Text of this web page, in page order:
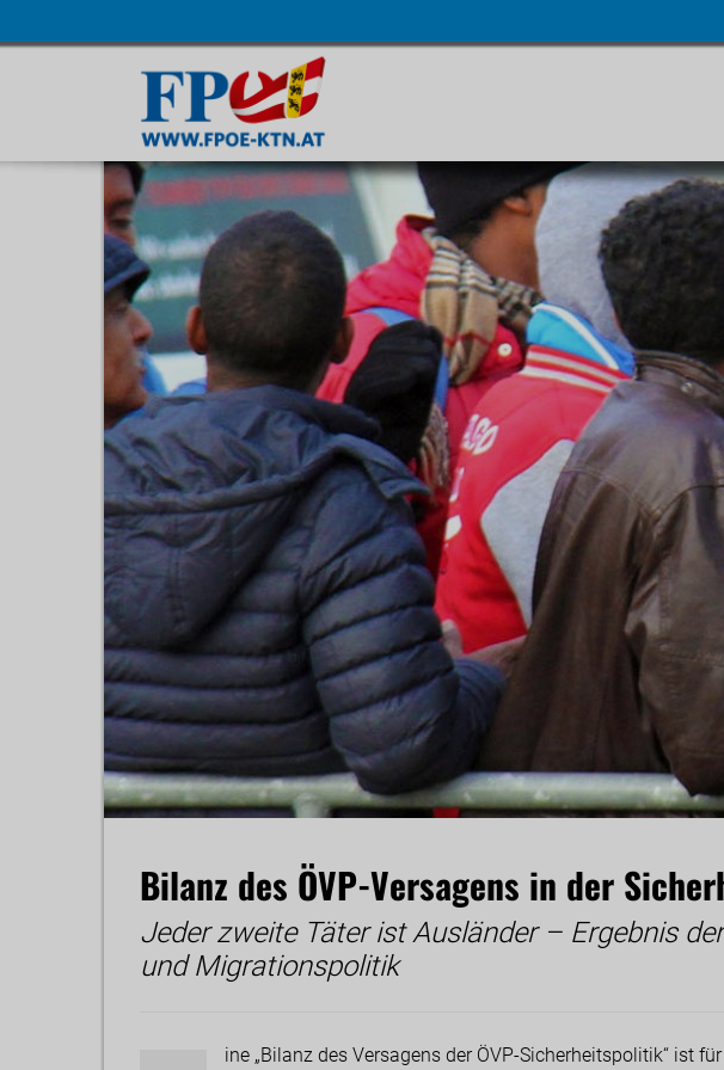
Navigation
Bilanz des ÖVP-Versagens in der
Jeder zweite Täter ist Ausländer – Ergebnis
und Migrationspolitik
ine „Bilanz des Versagens der ÖVP-Sicherheitspolitik“ ist